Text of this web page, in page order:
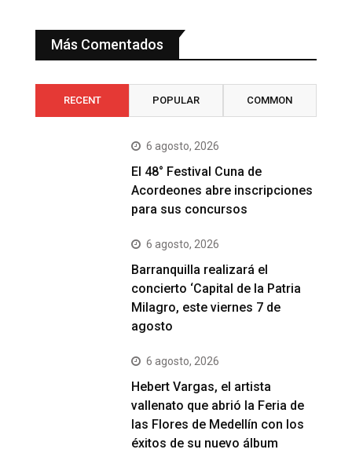
Más Comentados
RECENT POPULAR COMMON
6 agosto, 2026
El 48° Festival Cuna de
Acordeones abre inscripciones
para sus concursos
6 agosto, 2026
Barranquilla realizará el
concierto ‘Capital de la Patria
Milagro, este viernes 7 de
agosto
6 agosto, 2026
Hebert Vargas, el artista
vallenato que abrió la Feria de
las Flores de Medellín con los
éxitos de su nuevo álbum